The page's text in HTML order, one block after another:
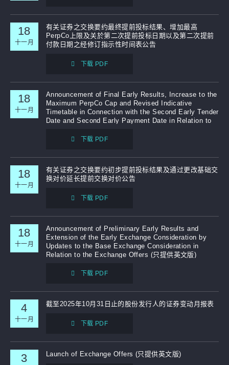
Artisanal Connect
可持续发展
18
十一月
有关证券之交换要约最终提前投标结果、增加最高
PerpCo上限及关於第二次提前投标日期以及第二次提前
付款日期之经修订指示性时间表公告
下载 PDF
18
十一月
Announcement of Final Early Results, Increase to the
Maximum PerpCo Cap and Revised Indicative
Timetable in Connection with the Second Early Tender
Date and Second Early Payment Date in Relation to
下载 PDF
18
十一月
有关证券之交换要约初步提前投标结果及通过更改基础交
换对价延长提前交换对价公告
下载 PDF
18
十一月
Announcement of Preliminary Early Results and
Extension of the Early Exchange Consideration by
Updates to the Base Exchange Consideration in
Relation to the Exchange Offers (只提供英文版)
下载 PDF
4
十一月
截至2025年10月31日止的股份发行人的证券变动月报表
下载 PDF
3 Launch of Exchange Offers (只提供英文版)